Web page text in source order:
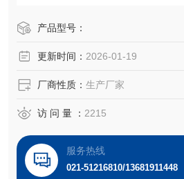
产品型号：
更新时间： 2026-01-19
厂商性质： 生产厂家
访 问 量 ： 2215
服务热线
021-51216810/13681911448